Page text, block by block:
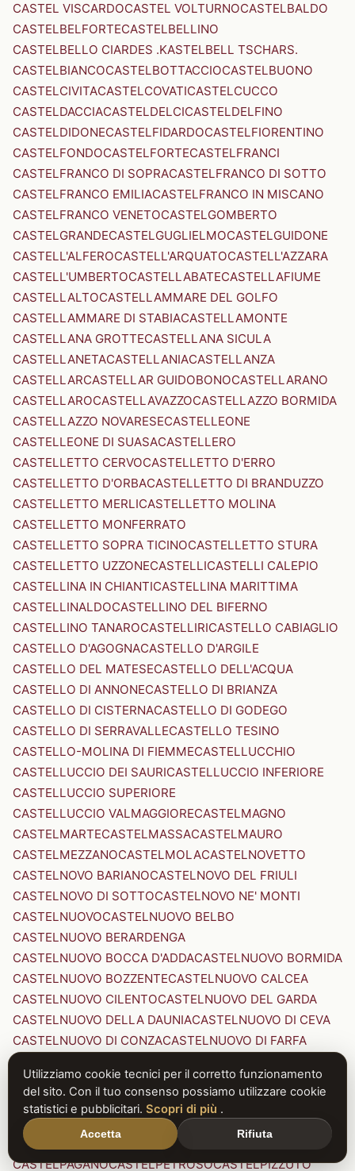
CASTEL VISCARDOCASTEL VOLTURNOCASTELBALDO
CASTELBELFORTECASTELBELLINO
CASTELBELLO CIARDES .KASTELBELL TSCHARS.
CASTELBIANCOCASTELBOTTACCIOCASTELBUONO
CASTELCIVITACASTELCOVATICASTELCUCCO
CASTELDACCIACASTELDELCICASTELDELFINO
CASTELDIDONECASTELFIDARDOCASTELFIORENTINO
CASTELFONDOCASTELFORTECASTELFRANCI
CASTELFRANCO DI SOPRACASTELFRANCO DI SOTTO
CASTELFRANCO EMILIACASTELFRANCO IN MISCANO
CASTELFRANCO VENETOCASTELGOMBERTO
CASTELGRANDECASTELGUGLIELMOCASTELGUIDONE
CASTELL'ALFEROCASTELL'ARQUATOCASTELL'AZZARA
CASTELL'UMBERTOCASTELLABATECASTELLAFIUME
CASTELLALTOCASTELLAMMARE DEL GOLFO
CASTELLAMMARE DI STABIACASTELLAMONTE
CASTELLANA GROTTECASTELLANA SICULA
CASTELLANETACASTELLANIACASTELLANZA
CASTELLARCASTELLAR GUIDOBONOCASTELLARANO
CASTELLAROCASTELLAVAZZOCASTELLAZZO BORMIDA
CASTELLAZZO NOVARESECASTELLEONE
CASTELLEONE DI SUASACASTELLERO
CASTELLETTO CERVOCASTELLETTO D'ERRO
CASTELLETTO D'ORBACASTELLETTO DI BRANDUZZO
CASTELLETTO MERLICASTELLETTO MOLINA
CASTELLETTO MONFERRATO
CASTELLETTO SOPRA TICINOCASTELLETTO STURA
CASTELLETTO UZZONECASTELLICASTELLI CALEPIO
CASTELLINA IN CHIANTICASTELLINA MARITTIMA
CASTELLINALDOCASTELLINO DEL BIFERNO
CASTELLINO TANAROCASTELLIRICASTELLO CABIAGLIO
CASTELLO D'AGOGNACASTELLO D'ARGILE
CASTELLO DEL MATESECASTELLO DELL'ACQUA
CASTELLO DI ANNONECASTELLO DI BRIANZA
CASTELLO DI CISTERNACASTELLO DI GODEGO
CASTELLO DI SERRAVALLECASTELLO TESINO
CASTELLO-MOLINA DI FIEMMECASTELLUCCHIO
CASTELLUCCIO DEI SAURICASTELLUCCIO INFERIORE
CASTELLUCCIO SUPERIORE
CASTELLUCCIO VALMAGGIORECASTELMAGNO
CASTELMARTECASTELMASSACASTELMAURO
CASTELMEZZANOCASTELMOLACASTELNOVETTO
CASTELNOVO BARIANOCASTELNOVO DEL FRIULI
CASTELNOVO DI SOTTOCASTELNOVO NE' MONTI
CASTELNUOVOCASTELNUOVO BELBO
CASTELNUOVO BERARDENGA
CASTELNUOVO BOCCA D'ADDACASTELNUOVO BORMIDA
CASTELNUOVO BOZZENTECASTELNUOVO CALCEA
CASTELNUOVO CILENTOCASTELNUOVO DEL GARDA
CASTELNUOVO DELLA DAUNIACASTELNUOVO DI CEVA
CASTELNUOVO DI CONZACASTELNUOVO DI FARFA
CASTELNUOVO DI PORTO CASTELNUOVO DON BOSCO
CASTELNUOVO MAGRACASTELNUOVO NIGRA
CASTELNUOVO PARANOCASTELNUOVO RANGONE
CASTELNUOVO SCRIVIA
CASTELNUOVO VAL DI CECINA
CASTELPAGANOCASTELPETROSOCASTELPIZZUTO
Utilizziamo cookie tecnici per il corretto funzionamento
del sito. Con il tuo consenso possiamo utilizzare cookie
statistici e pubblicitari. Scopri di più .
Accetta Rifiuta